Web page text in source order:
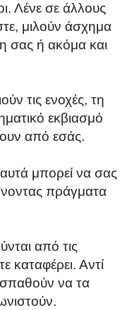
Λένε σε άλλους
μιλούν άσχημα
σας ή ακόμα και
τις ενοχές, τη
εκβιασμό
από εσάς.
μπορεί να σας
πράγματα
από τις
καταφέρει. Αντί
να τα